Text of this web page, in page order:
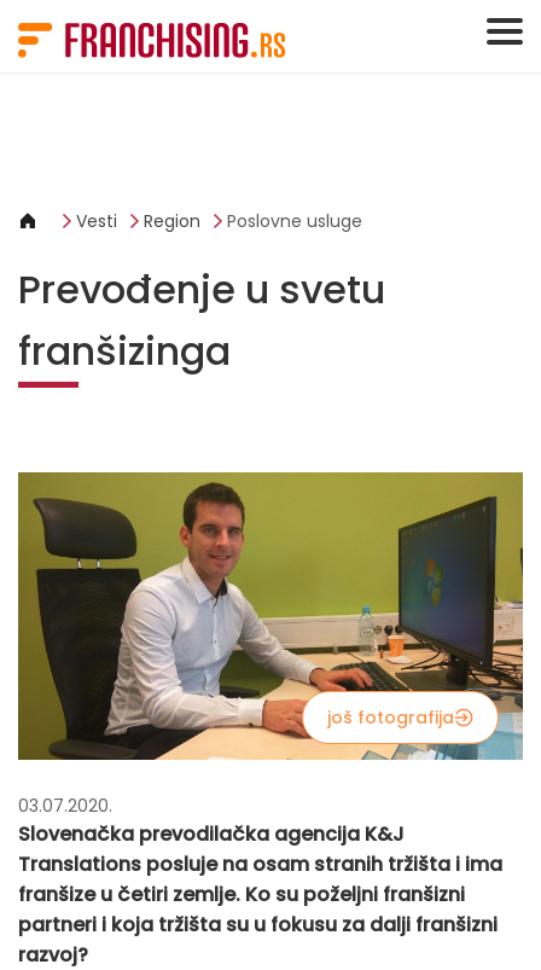
Vesti Region Poslovne usluge
Prevođenje u svetu
franšizinga
još fotografija
03.07.2020.
Slovenačka prevodilačka agencija K&J
Translations posluje na osam stranih tržišta i ima
franšize u četiri zemlje. Ko su poželjni franšizni
partneri i koja tržišta su u fokusu za dalji franšizni
razvoj?